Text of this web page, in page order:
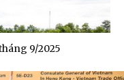
9/2025